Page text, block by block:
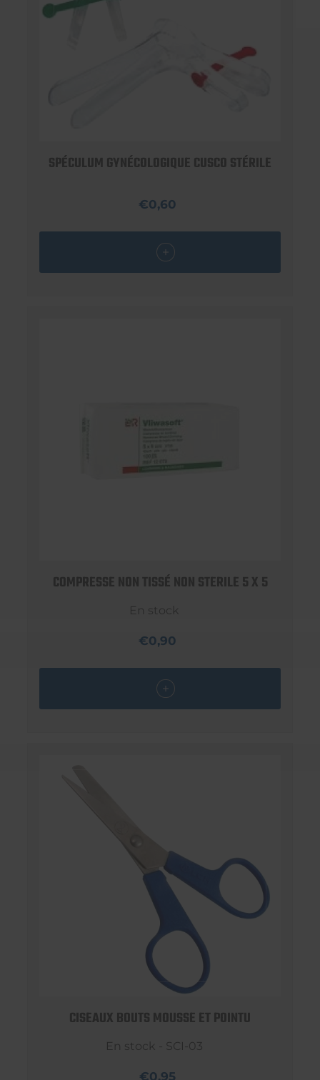
SPÉCULUM GYNÉCOLOGIQUE CUSCO STÉRILE
€0,60
COMPRESSE NON TISSÉ NON STERILE 5 X 5
En stock
€0,90
CISEAUX BOUTS MOUSSE ET POINTU
En stock - SCI-03
€0,95